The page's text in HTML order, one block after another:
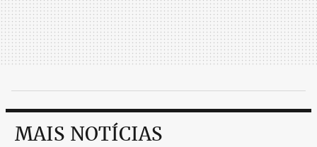
MAIS NOTÍCIAS